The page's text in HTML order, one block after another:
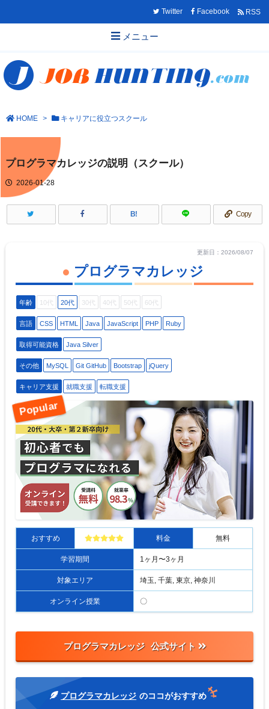
メニュー
Twitter Facebook RSS
HOME > キャリアに役立つスクール
プログラマカレッジの説明（スクール）
2026-01-28
B! Copy
更新日：2026/08/07
プログラマカレッジ
年齢 10代 20代 30代 40代 50代 60代
言語 CSS HTML Java JavaScript PHP Ruby
取得可能資格 Java Silver
その他 MySQL Git GitHub Bootstrap jQuery
キャリア支援 就職支援 転職支援
おすすめ 料金 無料
学習期間 1ヶ月〜3ヶ月
対象エリア 埼玉, 千葉, 東京, 神奈川
オンライン授業 〇
プログラマカレッジ
プログラマカレッジ のココがおすすめ